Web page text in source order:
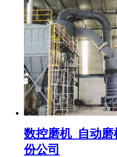
数控磨机_自动
份公司